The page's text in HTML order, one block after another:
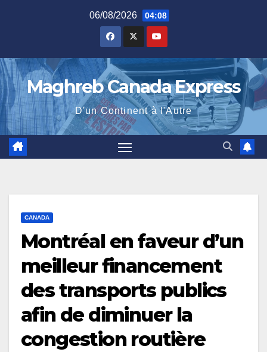
06/08/2026 04:08
Maghreb Canada Express
D'un Continent à l'Autre
CANADA
Montréal en faveur d’un
meilleur financement
des transports publics
afin de diminuer la
congestion routière